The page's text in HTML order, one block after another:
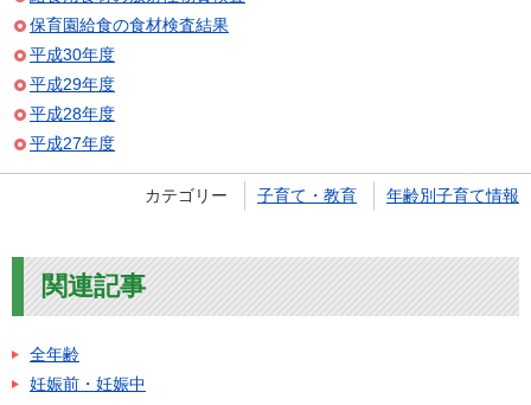
保育園給食の食材検査結果
平成30年度
平成29年度
平成28年度
平成27年度
カテゴリー 子育て・教育 年齢別子育て情報
関連記事
全年齢
妊娠前・妊娠中